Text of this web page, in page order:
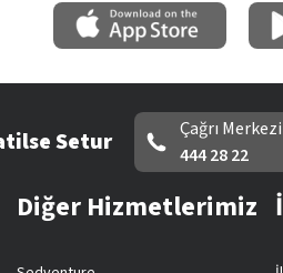
Setur
Çağrı Merkezi
444 28 22
Diğer Hizmetlerimiz